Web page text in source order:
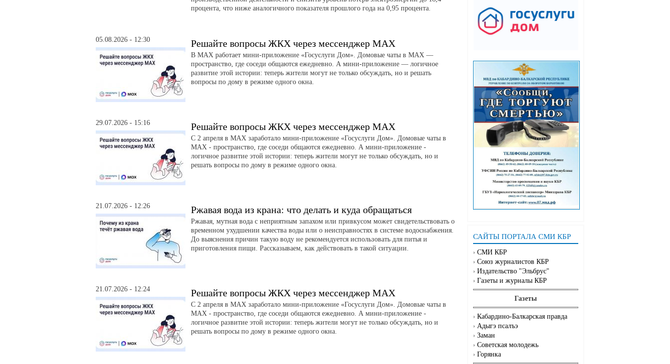
САЙТЫ ПОРТАЛА СМИ КБР
СМИ КБР
Союз журналистов КБР
Издательство "Эльбрус"
Газеты и журналы КБР
Газеты
Кабардино-Балкарская правда
Адыгэ псалъэ
Заман
Советская молодежь
Горянка
процента, что ниже аналогичного показателя прошлого года на 0,95 процента.
05.08.2026 - 12:30 Решайте вопросы ЖКХ через мессенджер MAX
В MAX работает мини-приложение «Госуслуги Дом». Домовые чаты в MAX —
пространство, где соседи общаются ежедневно. А мини-приложение — логичное
развитие этой истории: теперь жители могут не только обсуждать, но и решать
вопросы по дому в режиме одного окна.
29.07.2026 - 15:16 Решайте вопросы ЖКХ через мессенджер MAX
С 2 апреля в MAX заработало мини-приложение «Госуслуги Дом». Домовые чаты в
MAX - пространство, где соседи общаются ежедневно. А мини-приложение -
логичное развитие этой истории: теперь жители могут не только обсуждать, но и
решать вопросы по дому в режиме одного окна.
21.07.2026 - 12:26 Ржавая вода из крана: что делать и куда обращаться
Ржавая, мутная вода с неприятным запахом или привкусом может свидетельствовать о
временном ухудшении качества воды или о неисправностях в системе водоснабжения.
До выяснения причин такую воду не рекомендуется использовать для питья и
приготовления пищи. Рассказываем, как действовать в такой ситуации.
21.07.2026 - 12:24 Решайте вопросы ЖКХ через мессенджер MAX
С 2 апреля в MAX заработало мини-приложение «Госуслуги Дом». Домовые чаты в
MAX - пространство, где соседи общаются ежедневно. А мини-приложение -
логичное развитие этой истории: теперь жители могут не только обсуждать, но и
решать вопросы по дому в режиме одного окна.